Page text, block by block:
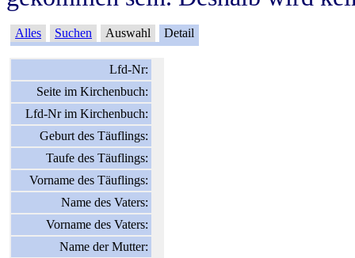
Alles Suchen Auswahl Detail
Lfd-Nr:
Seite im Kirchenbuch:
Lfd-Nr im Kirchenbuch:
Geburt des Täuflings:
Taufe des Täuflings:
Vorname des Täuflings:
Name des Vaters:
Vorname des Vaters:
Name der Mutter: